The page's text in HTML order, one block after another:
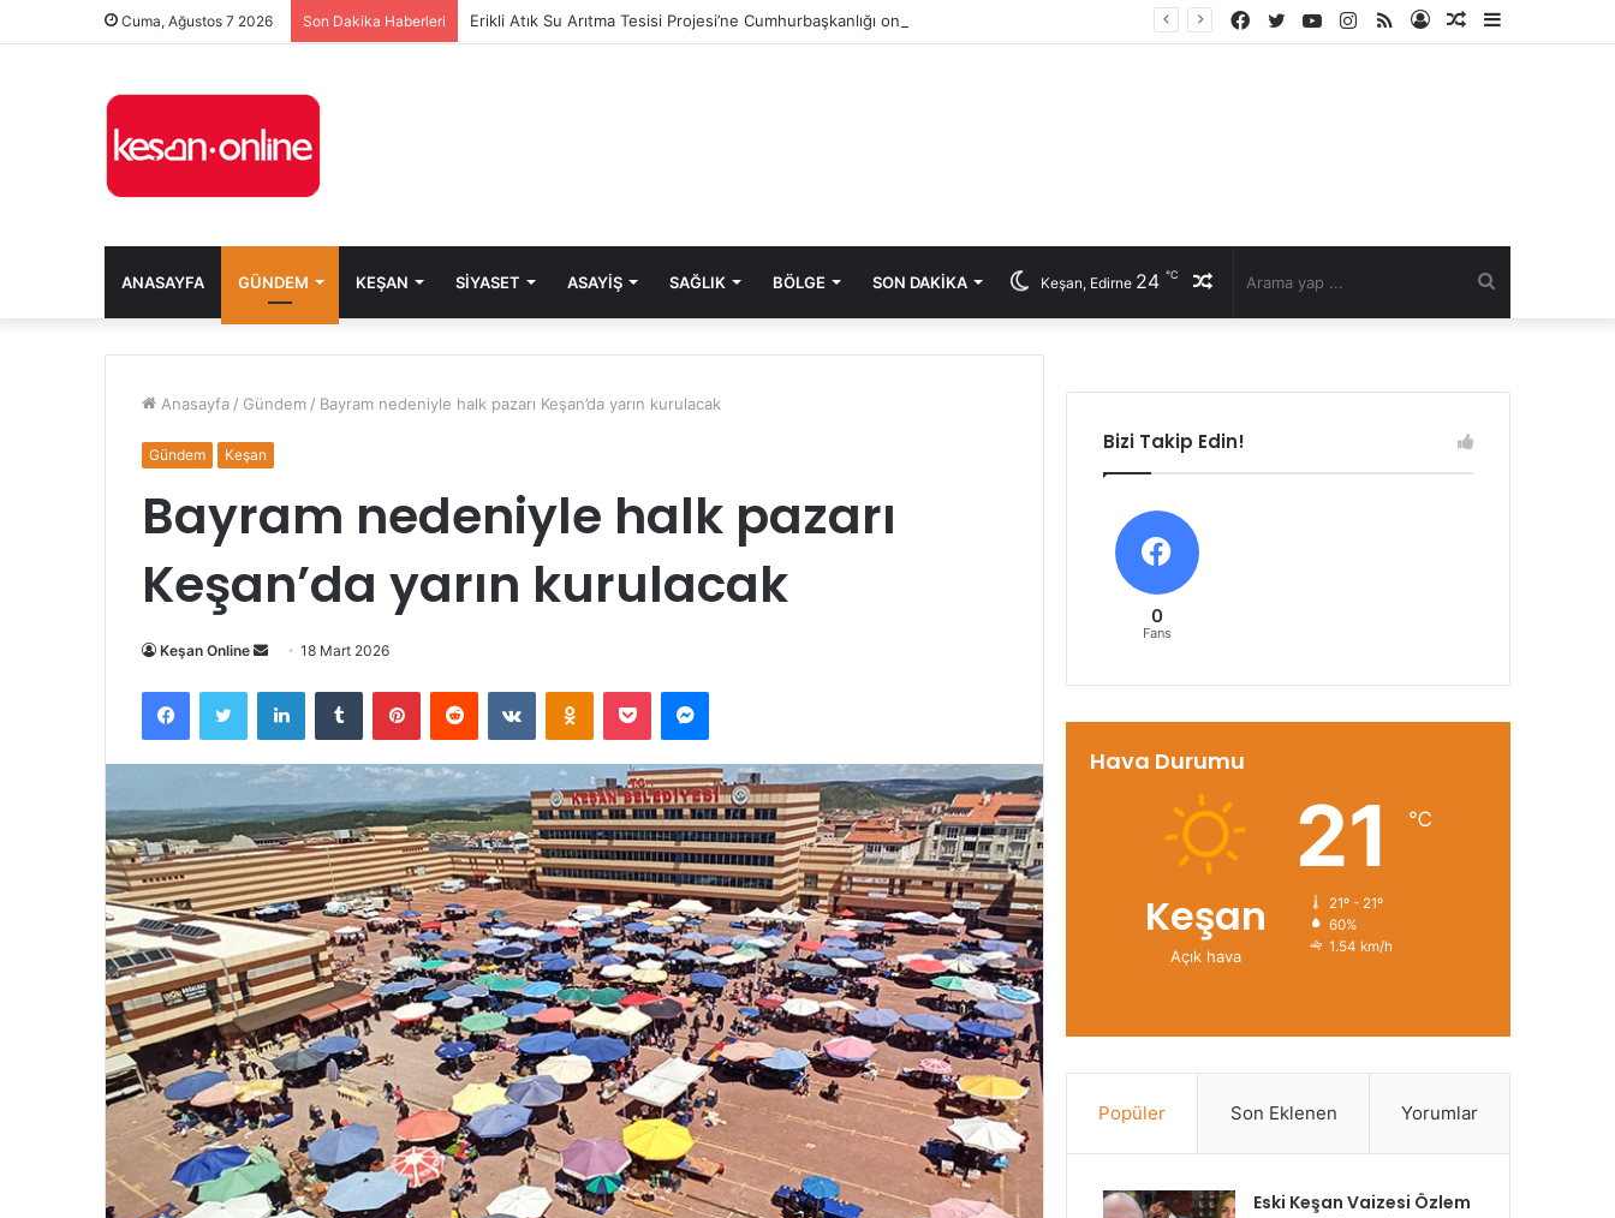
Cuma, Ağustos 7 2026 Son Dakika Haberleri Erikli Atık Su Arıtma Tesisi Projesi’ne Cumhurbaşkanlığı onayı
Kenar
Rastgele
Kayıt
RSS
Instagram
YouTube
Twitter
Facebook
ANASAYFA GÜNDEM KEŞAN SIYASET ASAYIŞ SAĞLIK BÖLGE SON DAKIKA Rastgele
Keşan, Edirne 24 ℃
Anasayfa / Gündem / Bayram nedeniyle halk pazarı Keşan’da yarın kurulacak
Gündem Keşan
Bayram nedeniyle halk pazarı
Keşan’da yarın kurulacak
Keşan Online
Bir
posta
göndermek
18 Mart 2026
FacebookTwitter LinkedInTumblr PinterestReddit VKontakteOdnoklassniki
Pocket Messenger
Bizi Takip Edin!
0
Fans
Hava Durumu
Keşan
Açık hava
21 ℃
21º - 21º
60%
1.54 km/h
Popüler Son Eklenen Yorumlar
Eski Keşan Vaizesi Özlem